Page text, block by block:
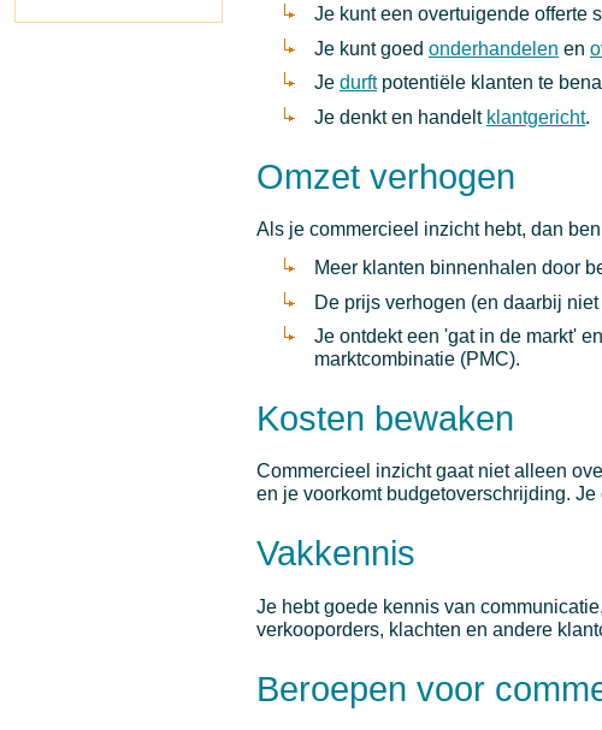
Je kunt een overtuigende offerte
Je kunt goed onderhandelen en
Je durftpotentiële klanten te
Je denkt en handelt klantgericht.
Omzet verhogen
Als je commercieel inzicht hebt, dan
Meer klanten binnenhalen door
De prijs verhogen (en daarbij
Je ontdekt een 'gat in de markt'
marktcombinatie (PMC).
Kosten bewaken
Commercieel inzicht gaat niet alleen
en je voorkomt budgetoverschrijding.
Vakkennis
Je hebt goede kennis van
verkooporders, klachten en andere
Beroepen voor